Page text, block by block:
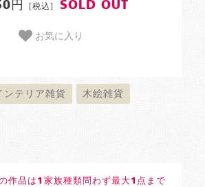
円 [税込] SOLD OUT
お気に入り
ンテリア雑貨 木絵雑貨
作品は1家族種類問わず最大1点まで